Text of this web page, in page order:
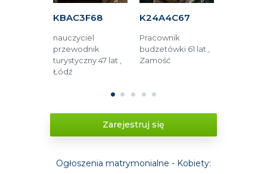
KBAC3F68
nauczyciel
przewodnik
turystyczny 47 lat ,
Łódź
K24A4C67
Pracownik
budzetówki 61 lat ,
Zamość
1 2 3 4 5
Zarejestruj się
Ogłoszenia matrymonialne - Kobiety: